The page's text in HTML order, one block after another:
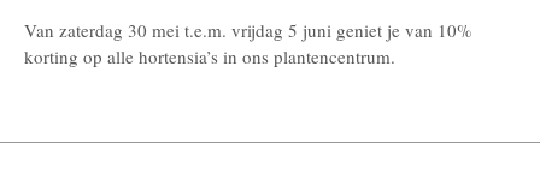
Van zaterdag 30 mei t.e.m. vrijdag 5 juni geniet je van 10%
korting op alle hortensia’s in ons plantencentrum.